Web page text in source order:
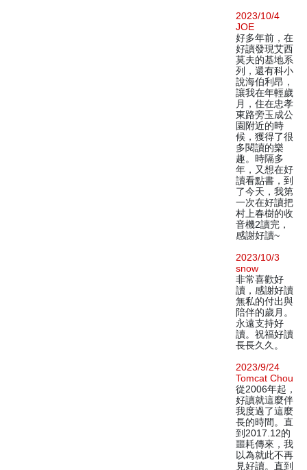
2023/10/4
JOE
好多年前，在
好讀發現艾西
莫夫的基地系
列，還有科小
說海伯利昂，
讓我在年輕歲
月，住在忠孝
東路旁玉成公
園附近的時
候，獲得了很
多閱讀的樂
趣。時隔多
年，又想在好
讀看點書，到
了今天，我第
一次在好讀把
村上春樹的收
音機2讀完，
感謝好讀~
2023/10/3
snow
非常喜歡好
讀，感謝好讀
無私的付出與
陪伴的歲月。
永遠支持好
讀。祝福好讀
長長久久。
2023/9/24
Tomcat Chou
從2006年起，
好讀就這麼伴
我度過了這麼
長的時間。直
到2017.12的
噩耗傳來，我
以為就此不再
見好讀。直到